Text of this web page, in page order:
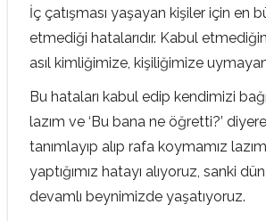
İç çatışması yaşayan kişiler için en
etmediği hatalarıdır. Kabul
asıl kimliğimize, kişiliğimize
Bu hataları kabul edip kendimizi
lazım ve ‘Bu bana ne öğretti?’
tanımlayıp alıp rafa koymamız
yaptığımız hatayı alıyoruz, sanki
devamlı beynimizde yaşatıyoruz.